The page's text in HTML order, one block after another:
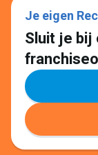
Je eigen
Sluit je bij